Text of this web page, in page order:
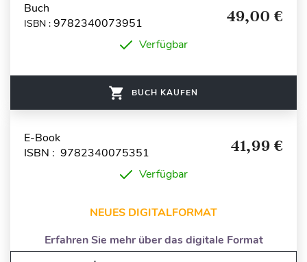
Buch
ISBN : 9782340073951 49,00 €
Verfügbar
BUCH KAUFEN
E-Book
ISBN : 9782340075351
41,99 €
Verfügbar
NEUES DIGITALFORMAT
Erfahren Sie mehr über das digitale Format